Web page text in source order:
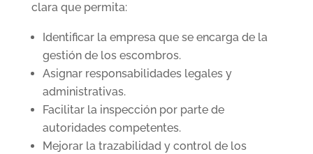
clara que permita:
Identificar la empresa que se encarga de la
gestión de los escombros.
Asignar responsabilidades legales y
administrativas.
Facilitar la inspección por parte de
autoridades competentes.
Mejorar la trazabilidad y control de los